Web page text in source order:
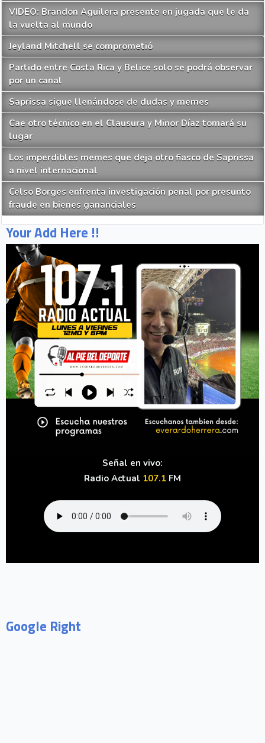
VIDEO: Brandon Aguilera presente en jugada que le da
la vuelta al mundo
Jeyland Mitchell se comprometió
Partido entre Costa Rica y Belice solo se podrá observar
por un canal
Saprissa sigue llenándose de dudas y memes
Cae otro técnico en el Clausura y Minor Díaz tomará su
lugar
Los imperdibles memes que deja otro fiasco de Saprissa
a nivel internacional
Celso Borges enfrenta investigación penal por presunto
fraude en bienes gananciales
Your Add Here !!
Señal en vivo:
Radio Actual 107.1 FM
Google Right